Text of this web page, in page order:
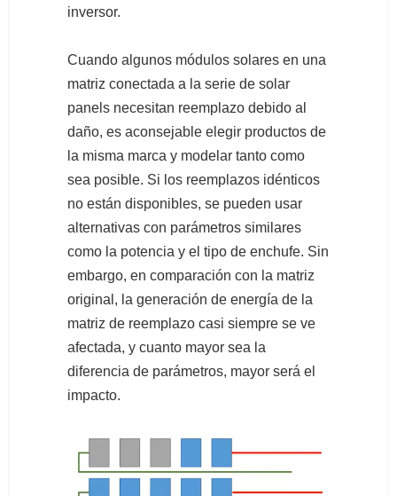
inversor.
Cuando algunos módulos solares en una
matriz conectada a la serie de solar
panels necesitan reemplazo debido al
daño, es aconsejable elegir productos de
la misma marca y modelar tanto como
sea posible. Si los reemplazos idénticos
no están disponibles, se pueden usar
alternativas con parámetros similares
como la potencia y el tipo de enchufe. Sin
embargo, en comparación con la matriz
original, la generación de energía de la
matriz de reemplazo casi siempre se ve
afectada, y cuanto mayor sea la
diferencia de parámetros, mayor será el
impacto.